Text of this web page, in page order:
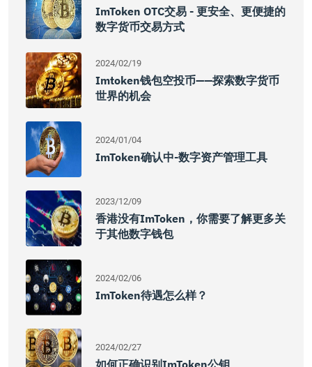
ImToken OTC交易 - 更安全、更便捷的
数字货币交易方式
2024/02/19
Imtoken钱包空投币——探索数字货币
世界的机会
2024/01/04
ImToken确认中-数字资产管理工具
2023/12/09
香港没有imToken，你需要了解更多关
于其他数字钱包
2024/02/06
ImToken待遇怎么样？
2024/02/27
如何正确识别imToken公钥